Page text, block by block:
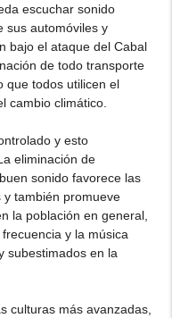
escuchar sonido
sus automóviles y
bajo el ataque del Cabal
de todo transporte
que todos utilicen el
cambio climático.
y esto
eliminación de
sonido favorece las
y también promueve
la población en general,
y la música
subestimados en la
culturas más avanzadas,